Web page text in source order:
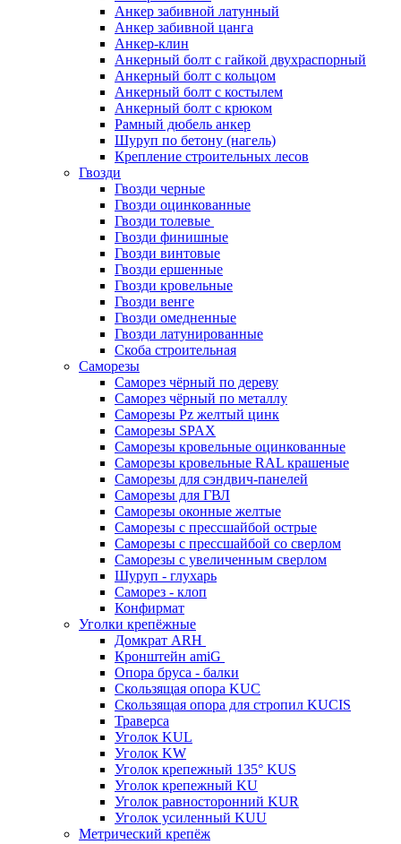
Анкер забивной латунный
Анкер забивной цанга
Анкер-клин
Анкерный болт с гайкой двухраспорный
Анкерный болт с кольцом
Анкерный болт с костылем
Анкерный болт с крюком
Рамный дюбель анкер
Шуруп по бетону (нагель)
Крепление строительных лесов
Гвозди
Гвозди черные
Гвозди оцинкованные
Гвозди толевые
Гвозди финишные
Гвозди винтовые
Гвозди ершенные
Гвозди кровельные
Гвозди венге
Гвозди омедненные
Гвозди латунированные
Скоба строительная
Саморезы
Саморез чёрный по дереву
Саморез чёрный по металлу
Саморезы Pz желтый цинк
Саморезы SPAX
Саморезы кровельные оцинкованные
Саморезы кровельные RAL крашеные
Саморезы для сэндвич-панелей
Саморезы для ГВЛ
Саморезы оконные желтые
Саморезы с прессшайбой острые
Саморезы с прессшайбой со сверлом
Саморезы с увеличенным сверлом
Шуруп - глухарь
Саморез - клоп
Конфирмат
Уголки крепёжные
Домкрат ARH
Кронштейн amiG
Опора бруса - балки
Скользящая опора KUC
Скользящая опора для стропил KUCIS
Траверса
Уголок KUL
Уголок KW
Уголок крепежный 135° KUS
Уголок крепежный KU
Уголок равносторонний KUR
Уголок усиленный KUU
Метрический крепёж